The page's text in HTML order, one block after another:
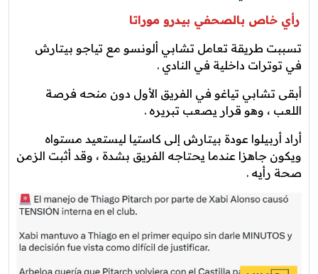
رأي خاص بالصحفي بيدرو موراتا
تسببت طريقة تعامل تشابي ألونسو مع تياجو بيتارش
في توترات داخلية في النادي .
أبقى تشابي تياغو في الفريق الأول دون منحه فرصة
اللعب ، وهو قرار يصعب تبريره .
أراد أربيلوا عودة بيتارش إلى كاستيا ليستعيد مستواه
ويكون جاهزا عندما يحتاجه الفريق بشدة ، وقد أثبت الزمن
صحة رأيه .